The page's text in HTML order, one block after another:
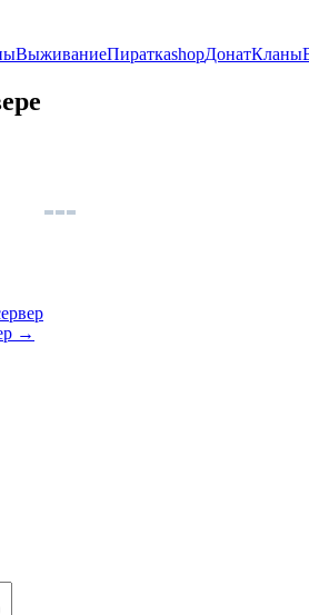
ВыживаниеПираткаshopДонатКланы
→